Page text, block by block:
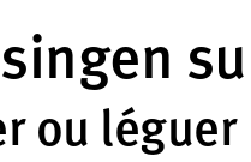
ou léguer